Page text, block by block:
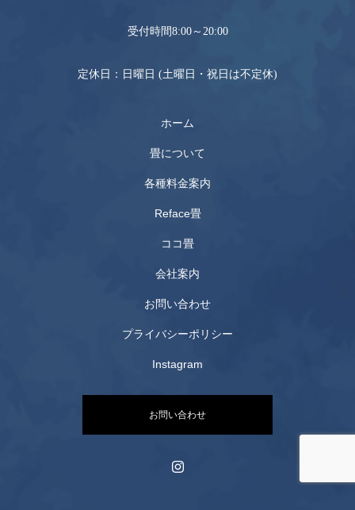
受付時間8:00～20:00
定休日：日曜日 (土曜日・祝日は不定休)
ホーム
畳について
各種料金案内
Reface畳
ココ畳
会社案内
お問い合わせ
プライバシーポリシー
Instagram
お問い合わせ